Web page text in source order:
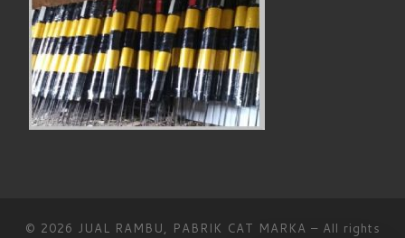
© 2026 JUAL RAMBU, PABRIK CAT MARKA – All rights